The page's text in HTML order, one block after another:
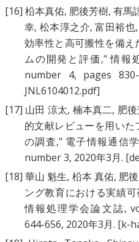
[16] 柗本真佑, 肥後芳樹, 有馬
幸, 松本淳之介,富田裕也,
効率性と高可搬性を備
ムの開発と評価," 情報
number 4, pages
JNL6104012.pdf]
[17] 山田 涼太, 楠本真二, 肥
的文献レビューを用い
の調査," 電子情報通信
number 3, 2020年3月.
[18] 華山 魁生, 柗本 真佑, 肥
ング教育における実績
情報処理学会論文誌,
644-656, 2020年3月. [k-